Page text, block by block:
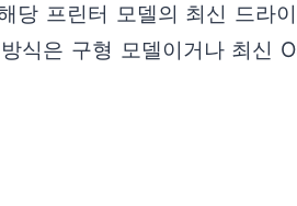
당 프린터 모델의 최신 드라
식은 구형 모델이거나 최신